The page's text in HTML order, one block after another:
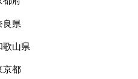
良県
歌山県
京都